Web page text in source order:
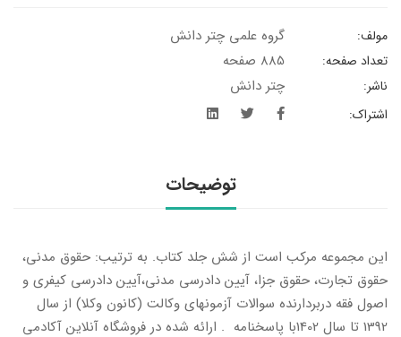
مولف: گروه علمی چتر دانش
تعداد صفحه: 885 صفحه
ناشر: چتر دانش
اشتراک:
توضیحات
این مجموعه مرکب است از شش جلد کتاب. به ترتیب: حقوق مدنی،
حقوق تجارت، حقوق جزا، آیین دادرسی مدنی،‌آیین دادرسی کیفری و
اصول فقه دربردارنده سوالات آزمونهای وکالت (کانون وکلا) از سال
1392 تا سال 1402با پاسخنامه . ارائه شده در فروشگاه آنلاین آکادمی